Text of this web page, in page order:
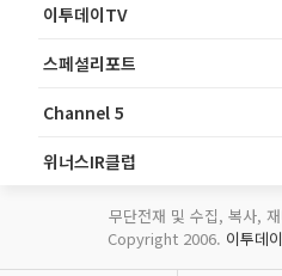
이투데이TV
스페셜리포트
Channel 5
위너스IR클럽
무단전재 및 수집, 복사,
Copyright 2006. 이투데이